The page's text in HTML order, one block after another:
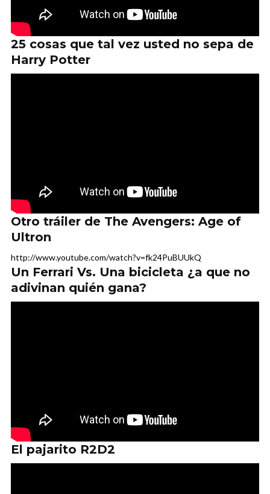
25 cosas que tal vez usted no sepa de
Harry Potter
Otro tráiler de The Avengers: Age of
Ultron
http://www.youtube.com/watch?v=fk24PuBUUkQ
Un Ferrari Vs. Una bicicleta ¿a que no
adivinan quién gana?
El pajarito R2D2